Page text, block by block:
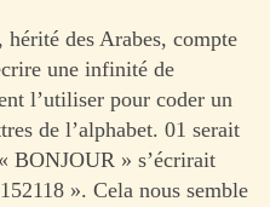
des Arabes, compte
une infinité de
l’utiliser pour coder un
de l’alphabet. 01 serait
BONJOUR » s’écrirait
». Cela nous semble